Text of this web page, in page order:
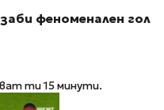
феноменален гол
ти 15 минути.